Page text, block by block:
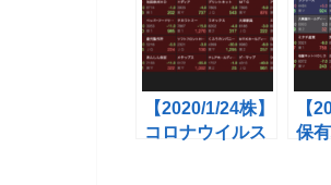
【2020/1/24株】
コロナウイルス
【
保